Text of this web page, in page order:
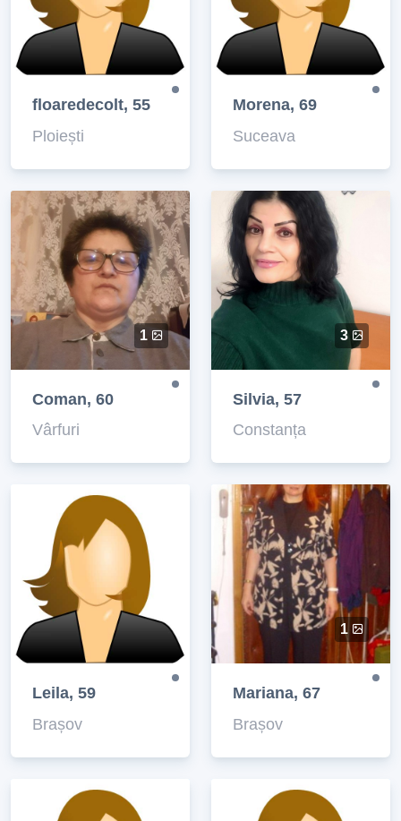
floaredecolt, 55
Ploiești
Morena, 69
Suceava
1
Coman, 60
Vârfuri
3
Silvia, 57
Constanța
Leila, 59
Brașov
1
Mariana, 67
Brașov